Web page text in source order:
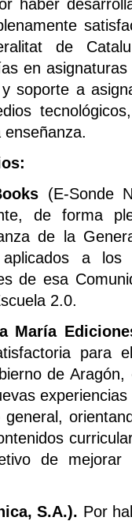
de
en
soporte a
(E-Sonde
de forma
de la
aplicados a
de esa
2.0.
María
para
de
de
S.A.). Por